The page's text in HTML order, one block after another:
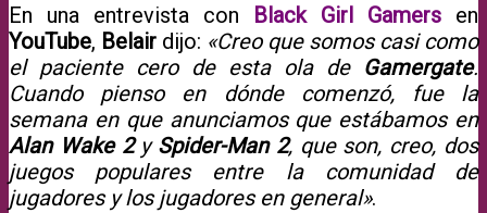
En una entrevista con Black Girl Gamers en
YouTube, Belair dijo: «Creo que somos casi como
el paciente cero de esta ola de Gamergate.
Cuando pienso en dónde comenzó, fue la
semana en que anunciamos que estábamos en
Alan Wake 2y Spider-Man 2, que son, creo, dos
juegos populares entre la comunidad de
jugadores y los jugadores en general».